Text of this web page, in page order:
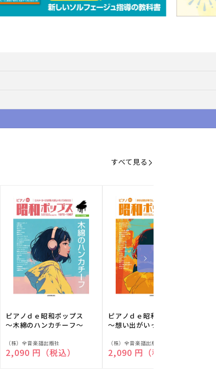
すべて見る
ピアノｄｅ昭和ポップス
～木綿のハンカチーフ～
販
売
（株）全音楽譜出版社
通常価格
2,090 円（税込）
ピアノｄｅ昭和ポップス
～想い出がいっぱい～
販
売
（株）全音楽譜出版社
通常価格
2,090 円（税込）